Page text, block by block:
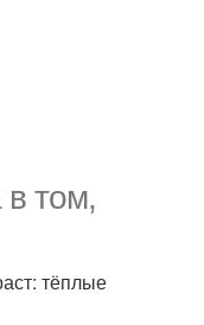
в том,
тёплые